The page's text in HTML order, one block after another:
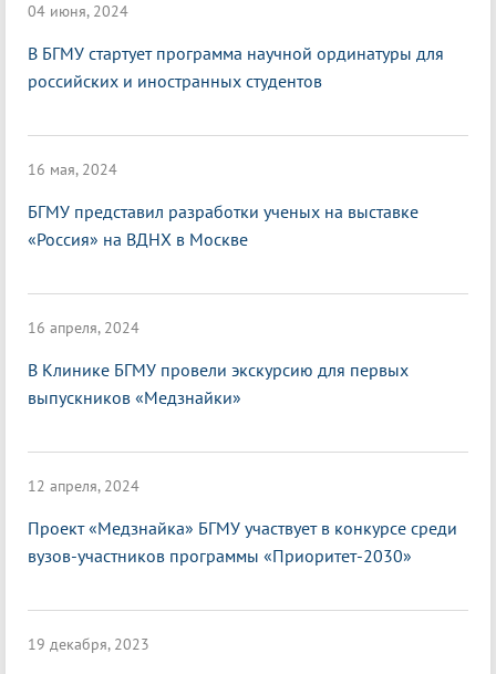
04 июня, 2024
В БГМУ стартует программа научной ординатуры для
российских и иностранных студентов
16 мая, 2024
БГМУ представил разработки ученых на выставке
«Россия» на ВДНХ в Москве
16 апреля, 2024
В Клинике БГМУ провели экскурсию для первых
выпускников «Медзнайки»
12 апреля, 2024
Проект «Медзнайка» БГМУ участвует в конкурсе среди
вузов-участников программы «Приоритет-2030»
19 декабря, 2023